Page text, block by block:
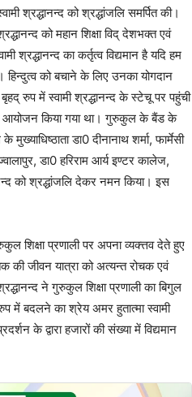
श्रद्धानन्द को श्रद्धांजलि समर्पित की।
को महान शिक्षा विद् देशभक्त एवं
का कर्तृत्व विद्यमान है यदि हम
को बचाने के लिए उनका योगदान
रुप में स्वामी श्रद्धानन्द के स्टेचू पर पहुंची
का आयोजन किया गया था। गुरुकुल के बैंड के
डा0 दीनानाथ शर्मा, फार्मेसी
डा0 हरिराम आर्य इण्टर कालेज,
को श्रद्धांजलि देकर नमन किया। इस
शिक्षा प्रणाली पर अपना व्यक्त्तव देते हुए
की जीवन यात्रा को अत्यन्त रोचक एवं
ने गुरुकुल शिक्षा प्रणाली का बिगुल
बदलने का श्रेय अमर हुतात्मा स्वामी
के द्वारा हजारों की संख्या में विद्यमान